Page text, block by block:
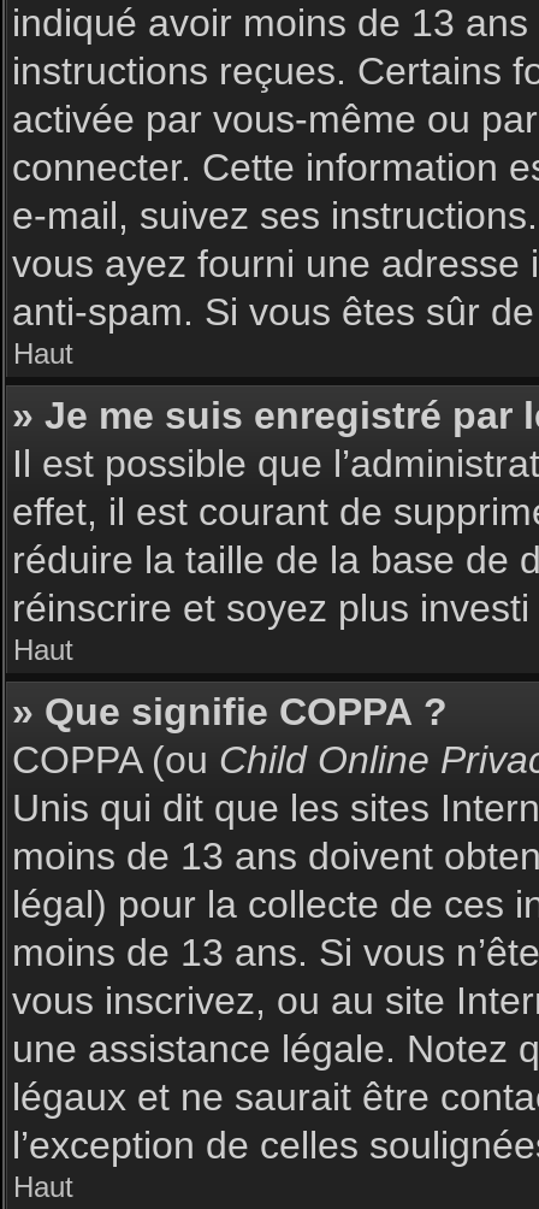
indiqué avoir moins de 13
instructions reçues. Certains
activée par vous-même ou
connecter. Cette information
e-mail, suivez ses
vous ayez fourni une adresse
anti-spam. Si vous êtes sûr
Haut
» Je me suis enregistré par
Il est possible que
effet, il est courant de
réduire la taille de la base de
réinscrire et soyez plus
Haut
» Que signifie COPPA ?
COPPA (ou Child Online
Unis qui dit que les sites
moins de 13 ans doivent
légal) pour la collecte de ces
moins de 13 ans. Si vous
vous inscrivez, ou au site
une assistance légale. Notez
légaux et ne saurait être
l’exception de celles
Haut